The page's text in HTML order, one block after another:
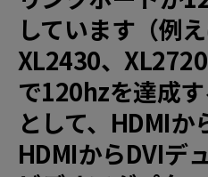
しています（例
XL2430、
で120hzを達成
として、HDMIか
HDMIからDVIデ